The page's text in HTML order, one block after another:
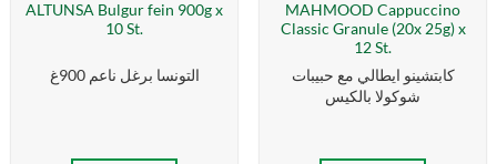
ALTUNSA Bulgur fein 900g x
10 St.
التونسا برغل ناعم 900غ
MAHMOOD Cappuccino
Classic Granule (20x 25g) x
12 St.
كابتشينو ايطالي مع حبيبات
شوكولا بالكيس